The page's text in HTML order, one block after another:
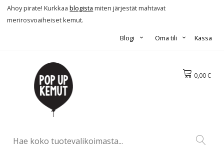
Ahoy pirate! Kurkkaablogista miten järjestät mahtavat
merirosvoaiheiset kemut.
Kassa
Oma tili
Blogi
0,00 €